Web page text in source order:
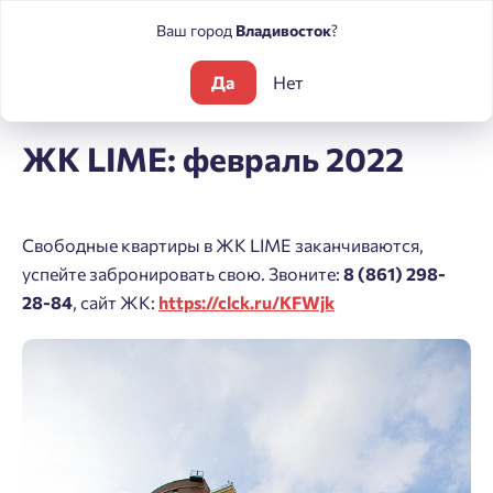
ЖК LIME: февраль 2022
ЖК LIME: февраль 2022
Свободные квартиры в ЖК LIME заканчиваются,
успейте забронировать свою. Звоните: 8 (861) 298-
28-84, сайт ЖК: https://clck.ru/KFWjk
Ваш город Владивосток?
Да Нет